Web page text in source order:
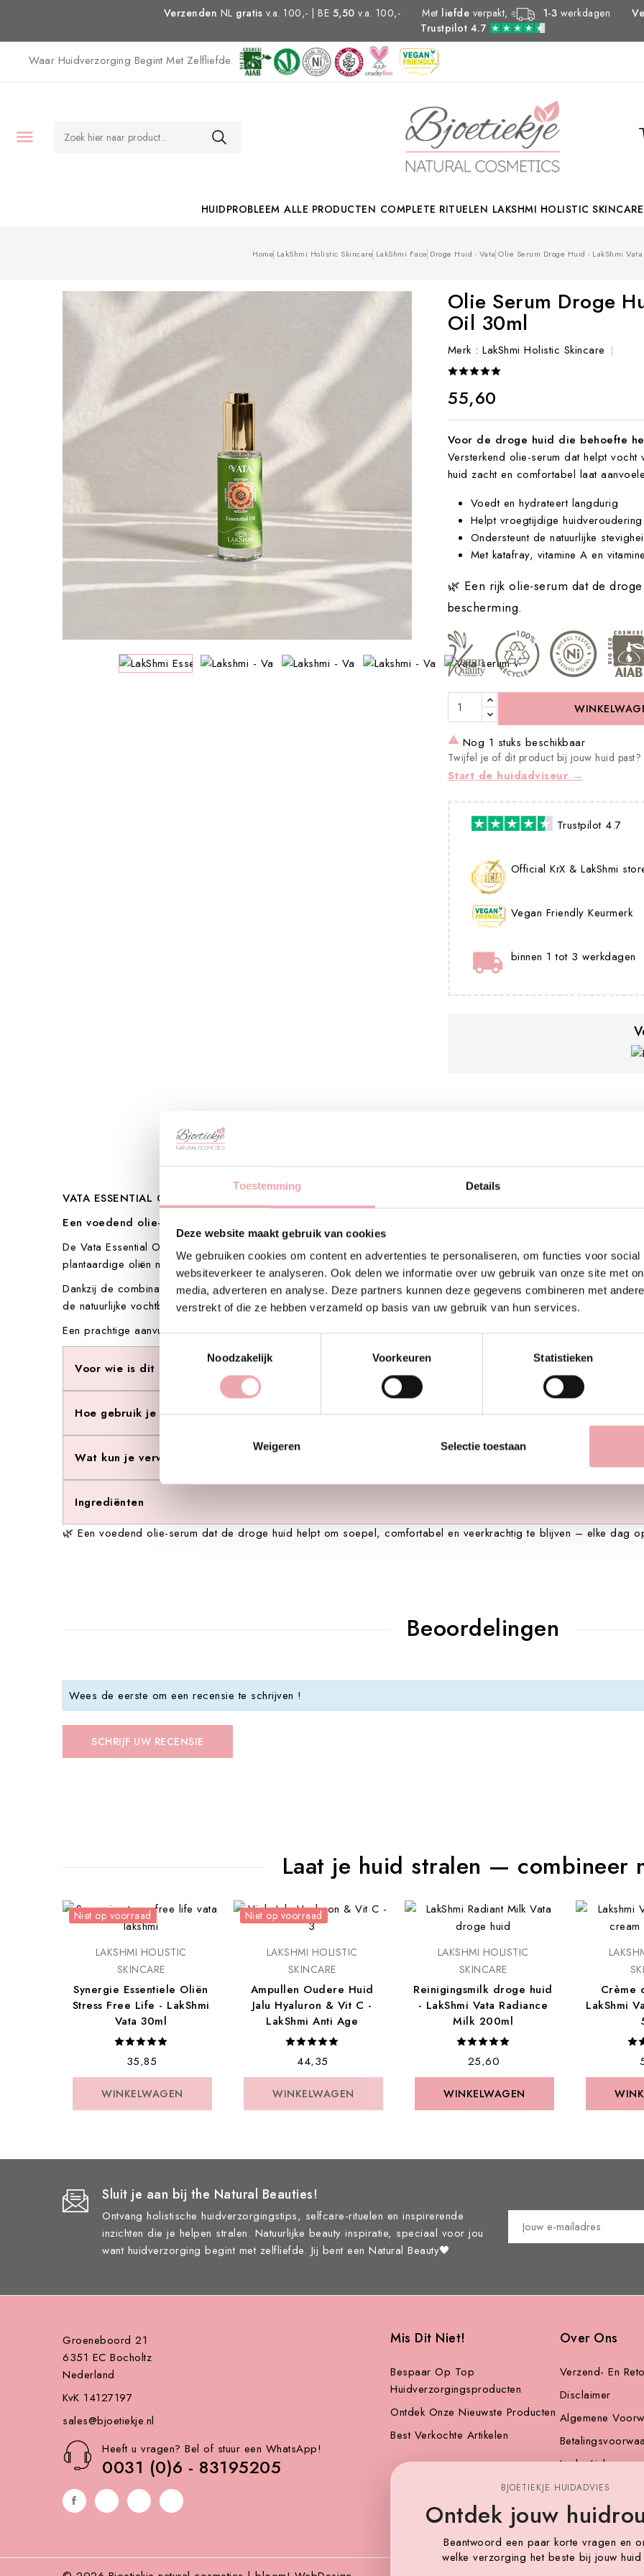
Toestemming Details
Deze website maakt gebruik van cookies
We gebruiken cookies om content en advertenties te personaliseren, om functies voor
websiteverkeer te analyseren. Ook delen we informatie over uw gebruik van onze site met
media, adverteren en analyse. Deze partners kunnen deze gegevens combineren met
verstrekt of die ze hebben verzameld op basis van uw gebruik van hun services.
Noodzakelijk
Voorkeuren Statistieken
Weigeren Selectie toestaan
Verzenden NL gratis v.a. 100,- | BE 5,50 v.a. 100,- Met liefde verpakt, 1-3 werkdagen
Trustpilot 4.7
Waar Huidverzorging Begint Met Zelfliefde.

HUIDPROBLEEM ALLE PRODUCTEN COMPLETE RITUELEN LAKSHMI HOLISTIC SKINCARE
Home LakShmi Holistic Skincare LakShmi Face Droge Huid - Vata Olie Serum Droge Huid - LakShmi
Olie Serum Droge
Oil 30ml
Merk : LakShmi Holistic Skincare
€ 55,60
Voor de droge huid die behoefte
Versterkend olie-serum dat helpt
huid zacht en comfortabel laat
Voedt en hydrateert langdurig
Helpt vroegtijdige
Ondersteunt de natuurlijke
Met katafray, vitamine A en
🌿 Een rijk olie-serum dat de
bescherming.
 Nog 1 stuks beschikbaar
Twijfel je of dit product bij jouw huid past?
Start de huidadviseur →
Trustpilot 4.7
Official KrX & LakShmi
Vegan Friendly Keurmerk
binnen 1 tot 3 werkdagen
VATA ESSENTIAL OIL – VERSTERKEND OLIE-SERUM VOOR DE DROGE HUID
Een voedend olie-serum dat de huid helpt beschermen, versterken en langdurig comfortabel houdt.
De Vata Essential Oil is ontwikkeld voor de droge, vochtarme huid die behoefte heeft aan extra voeding en
plantaardige oliën met krachtige antioxidanten en vitamines om de huid te helpen beschermen tegen dagelijkse
Dankzij de combinatie van katafray, vitamine A, vitamine E en verzachtende plantenextracten voelt de huid
de natuurlijke vochtbalans van de huid en helpt haar comfortabel en veerkrachtig te houden.
Een prachtige aanvulling op je dagelijkse verzorgingsritueel wanneer je huid nét wat meer nodig heeft.
Voor wie is dit olie-serum geschikt?
Hoe gebruik je dit product?
Wat kun je verwachten?
Ingrediënten
🌿 Een voedend olie-serum dat de droge huid helpt om soepel, comfortabel en veerkrachtig te blijven – elke dag
Laat je huid stralen — combineer
Niet op voorraad
LAKSHMI HOLISTIC
SKINCARE
Synergie Essentiele Oliën
Stress Free Life - LakShmi
Vata 30ml
€ 35,85
WINKELWAGEN
Niet op voorraad
LAKSHMI HOLISTIC
SKINCARE
Ampullen Oudere Huid
Jalu Hyaluron & Vit C -
LakShmi Anti Age
€ 44,35
WINKELWAGEN
LAKSHMI HOLISTIC
SKINCARE
Reinigingsmilk droge huid
- LakShmi Vata Radiance
Milk 200ml
€ 25,60
WINKELWAGEN
Crème
LakShmi
Beoordelingen
Wees de eerste om een recensie te schrijven !
SCHRIJF UW RECENSIE
Sluit je aan bij the Natural Beauties!
Ontvang holistische huidverzorgingstips, selfcare-rituelen en inspirerende
inzichten die je helpen stralen. Natuurlijke beauty inspiratie, speciaal voor jou
want huidverzorging begint met zelfliefde. Jij bent een Natural Beauty🖤
Groeneboord 21
6351 EC Bocholtz
Nederland
KvK 14127197
sales@bjoetiekje.nl
Heeft u vragen? Bel of stuur een WhatsApp!
0031 (0)6 - 83195205
Mis Dit Niet!
Bespaar Op Top
Huidverzorgingsproducten
Ontdek Onze Nieuwste Producten
Best Verkochte Artikelen
Over Ons
Verzend- En
Disclaimer
Algemene
Leuke Links
Sitemap
BJOETIEKJE HUIDADVIES
Ontdek jouw
Beantwoord een paar korte vragen en
welke verzorging het beste bij jouw